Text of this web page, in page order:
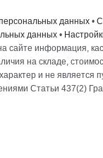
данных•
данных •
сайте информация,
на складе,
и не является
Статьи 437(2)